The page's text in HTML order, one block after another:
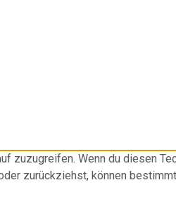
zuzugreifen. Wenn du diesen
zurückziehst, können